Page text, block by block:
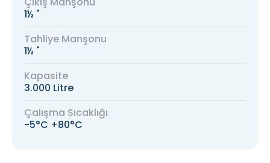
1½ "
Tahliye Manşonu
1½ "
Kapasite
3.000 Litre
Çalışma Sıcaklığı
-5°C +80°C